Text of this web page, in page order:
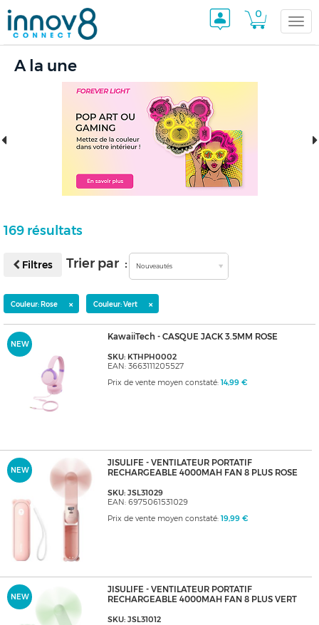
0
A la une
169 résultats
Filtres Trier par : Nouveautés
Couleur: Rose × Couleur: Vert ×
NEW
KawaiiTech - CASQUE JACK 3.5MM ROSE
SKU: KTHPH0002
EAN: 3663111205527
Prix de vente moyen constaté: 14,99 €
NEW
JISULIFE - VENTILATEUR PORTATIF
RECHARGEABLE 4000MAH FAN 8 PLUS ROSE
SKU: JSL31029
EAN: 6975061531029
Prix de vente moyen constaté: 19,99 €
NEW
JISULIFE - VENTILATEUR PORTATIF
RECHARGEABLE 4000MAH FAN 8 PLUS VERT
SKU: JSL31012